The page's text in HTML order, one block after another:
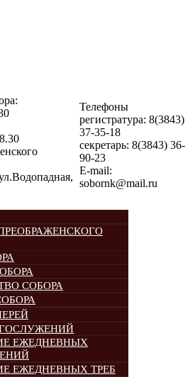
Телефоны
регистратура: 8(3843)
37-35-18
секретарь: 8(3843) 36-
90-23
E-mail:
sobornk@mail.ru
СОБОРА
ЕЖЕДНЕВНЫХ
ЕЖЕДНЕВНЫХ ТРЕБ